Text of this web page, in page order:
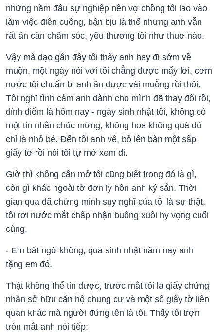
những năm đầu sự nghiệp nên vợ chồng tôi lao vào
làm việc điên cuồng, bận bịu là thế nhưng anh vẫn
rất ân cần chăm sóc, yêu thương tôi như thuở nào.
Vậy mà dạo gần đây tôi thấy anh hay đi sớm về
muộn, một ngày nói với tôi chẳng được mấy lời, cơm
nước tôi chuẩn bị anh ăn được vài muỗng rồi thôi.
Tôi nghĩ tình cảm anh dành cho mình đã thay đổi rồi,
đỉnh điểm là hôm nay - ngày sinh nhật tôi, không có
một tin nhắn chúc mừng, không hoa không quà dù
chỉ là nhỏ bé. Đến tối anh về, bỏ lên bàn một sấp
giấy tờ rồi nói tôi tự mở xem đi.
Giờ thì không cần mở tôi cũng biết trong đó là gì,
còn gì khác ngoài tờ đơn ly hôn anh ký sẵn. Thời
gian qua đã chứng minh suy nghĩ của tôi là sự thật,
tôi rơi nước mắt chấp nhận buông xuôi hy vọng cuối
cùng.
- Em bất ngờ không, quà sinh nhật năm nay anh
tặng em đó.
Thật không thể tin được, trước mắt tôi là giấy chứng
nhận sở hữu căn hộ chung cư và một số giấy tờ liên
quan khác mà người đứng tên là tôi. Thấy tôi trợn
tròn mắt anh nói tiếp: